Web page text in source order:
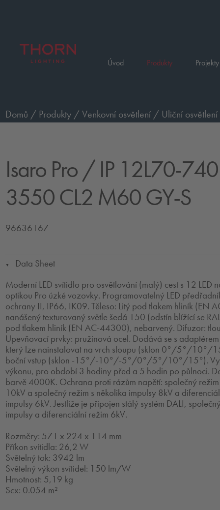
Úvod Produkty
Domů / Produkty /Venkovní osvětlení / Uliční osvětlení
Isaro Pro / IP 12L70-740
3550 CL2 M60 GY-S
96636167
▼
Data Sheet
Moderní LED svítidlo pro osvětlování (malý) cest s 12 LED
optikou Pro úzké vozovky. Programovatelný LED
ochrany II, IP66, IK09. Těleso: Litý pod tlakem hliník (EN
nanášený texturovaný světle šedá 150 (odstín blížící se
pod tlakem hliník (EN AC-44300), nebarvený. Difuzor:
Upevňovací prvky: pružinová ocel. Dodává se s
který lze nainstalovat na vrch sloupu (sklon 0°/5°/10°/
boční vstup (sklon -15°/-10°/-5°/0°/5°/10°/15°).
výkonu, pro období 3 hodiny před a 5 hodin po půlnoci.
barvě 4000K. Ochrana proti rázům napětí: společný
10kV a společný režim s několika impulsy 8kV a
impulsy 6kV. Jestliže je připojen stálý systém DALI,
impulsy a diferenciální režim 6kV.
Rozměry: 571 x 224 x 114 mm
Příkon svítidla: 26,2 W
Světelný tok: 3942 lm
Světelný výkon svítidel: 150 lm/W
Hmotnost: 5,19 kg
Scx: 0.054 m²